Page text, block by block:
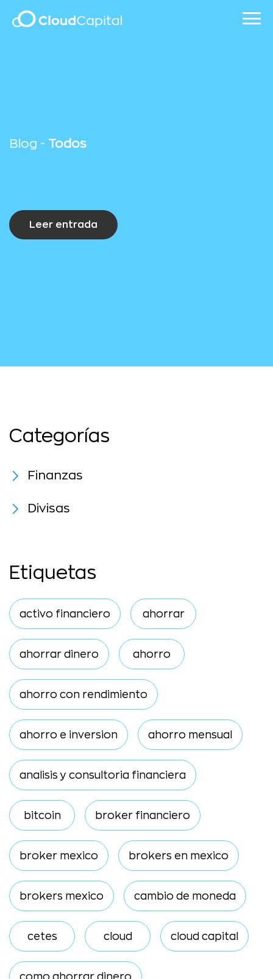
Blog - Todos
Leer entrada
Categorías
Finanzas
Divisas
Etiquetas
activo financiero ahorrar
ahorrar dinero ahorro
ahorro con rendimiento
ahorro e inversion ahorro mensual
analisis y consultoria financiera
bitcoin broker financiero
broker mexico brokers en mexico
brokers mexico cambio de moneda
cetes cloud cloud capital
como ahorrar dinero